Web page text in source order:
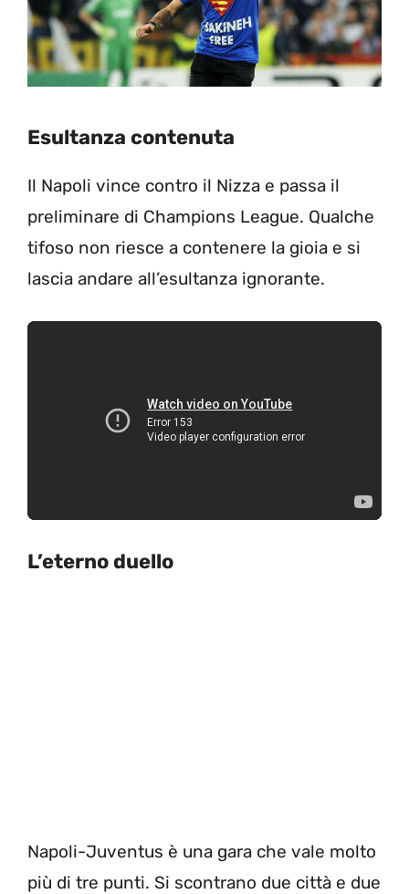
Esultanza contenuta
Il Napoli vince contro il Nizza e passa il
preliminare di Champions League. Qualche
tifoso non riesce a contenere la gioia e si
lascia andare all’esultanza ignorante.
L’eterno duello
Napoli-Juventus è una gara che vale molto
più di tre punti. Si scontrano due città e due